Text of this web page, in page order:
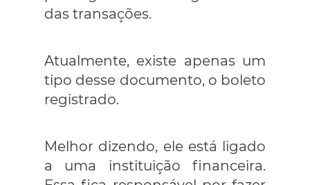
das transações.
Atualmente, existe apenas um
tipo desse documento, o boleto
registrado.
Melhor dizendo, ele está ligado
a uma instituição financeira.